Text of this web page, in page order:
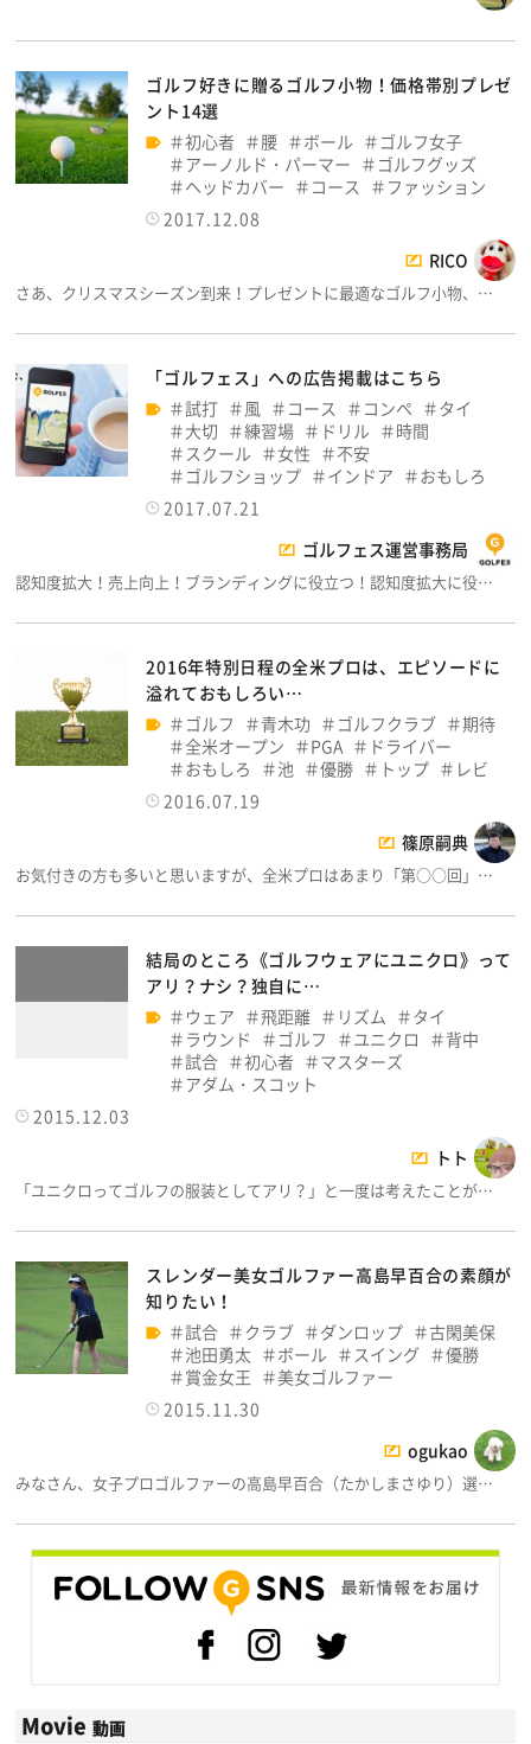
ゴルフ好きに贈るゴルフ小物！価格帯別プレゼ
ント14選
初心者
腰 ボール
ゴルフ女子
アーノルド・パーマー
ゴルフグッズ
ヘッドカバー
コース
ファッション
2017.12.08
RICO
さあ、クリスマスシーズン到来！プレゼントに最適なゴルフ小物、…
「ゴルフェス」への広告掲載はこちら
試打
風 コース コンペ
タイ
大切
練習場 ドリル
時間
スクール
女性
不安
ゴルフショップ
インドア
おもしろ
2017.07.21
ゴルフェス運営事務局
認知度拡大！売上向上！ブランディングに役立つ！認知度拡大に役…
2016年特別日程の全米プロは、エピソードに
溢れておもしろい…
ゴルフ
青木功 ゴルフクラブ
期待
全米オープン
PGA
ドライバー
おもしろ
池 優勝 トップ
レビ
2016.07.19
篠原嗣典
お気付きの方も多いと思いますが、全米プロはあまり「第○○回」…
結局のところ《ゴルフウェアにユニクロ》って
アリ？ナシ？独自に…
ウェア
飛距離 リズム
タイ
ラウンド
ゴルフ ユニクロ
背中
試合
初心者
マスターズ
アダム・スコット
2015.12.03
トト
「ユニクロってゴルフの服装としてアリ？」と一度は考えたことが…
スレンダー美女ゴルファー高島早百合の素顔が
知りたい！
試合
クラブ ダンロップ
古閑美保
池田勇太
ボール スイング
優勝
賞金女王
美女ゴルファー
2015.11.30
ogukao
みなさん、女子プロゴルファーの高島早百合（たかしまさゆり）選…
Movie 動画